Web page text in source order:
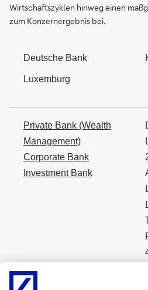
Wirtschaftszyklen hinweg einen
zum Konzernergebnis bei.
Deutsche Bank
Luxemburg
Private Bank (Wealth
Management)
Corporate Bank
Investment Bank